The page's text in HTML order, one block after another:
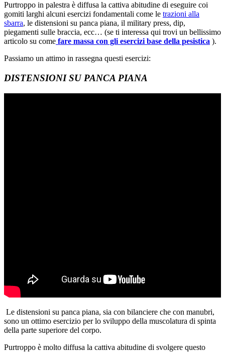
Purtroppo in palestra è diffusa la cattiva abitudine di eseguire coi
gomiti larghi alcuni esercizi fondamentali come le trazioni alla
sbarra, le distensioni su panca piana, il military press, dip,
piegamenti sulle braccia, ecc… (se ti interessa qui trovi un bellissimo
articolo su come fare massa con gli esercizi base della pesistica ).
Passiamo un attimo in rassegna questi esercizi:
DISTENSIONI SU PANCA PIANA
Le distensioni su panca piana, sia con bilanciere che con manubri,
sono un ottimo esercizio per lo sviluppo della muscolatura di spinta
della parte superiore del corpo.
Purtroppo è molto diffusa la cattiva abitudine di svolgere questo